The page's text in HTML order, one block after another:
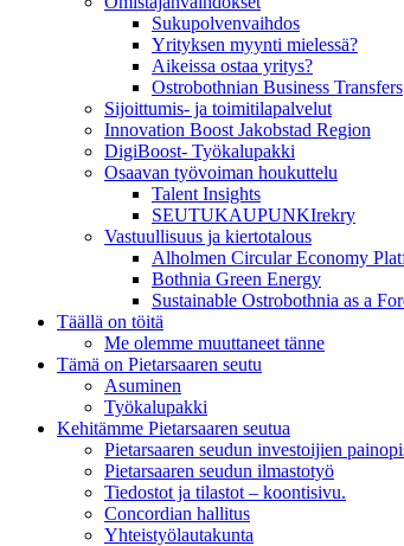
Sukupolvenvaihdos
Yrityksen myynti mielessä?
Aikeissa ostaa yritys?
Ostrobothnian Business Transfers
Sijoittumis- ja toimitilapalvelut
Innovation Boost Jakobstad Region
DigiBoost- Työkalupakki
Osaavan työvoiman houkuttelu
Talent Insights
SEUTUKAUPUNKIrekry
Vastuullisuus ja kiertotalous
Alholmen Circular Economy
Bothnia Green Energy
Sustainable Ostrobothnia as a
Täällä on töitä
Me olemme muuttaneet tänne
Tämä on Pietarsaaren seutu
Asuminen
Työkalupakki
Kehitämme Pietarsaaren seutua
Pietarsaaren seudun investoijien
Pietarsaaren seudun ilmastotyö
Tiedostot ja tilastot – koontisivu.
Concordian hallitus
Yhteistyölautakunta